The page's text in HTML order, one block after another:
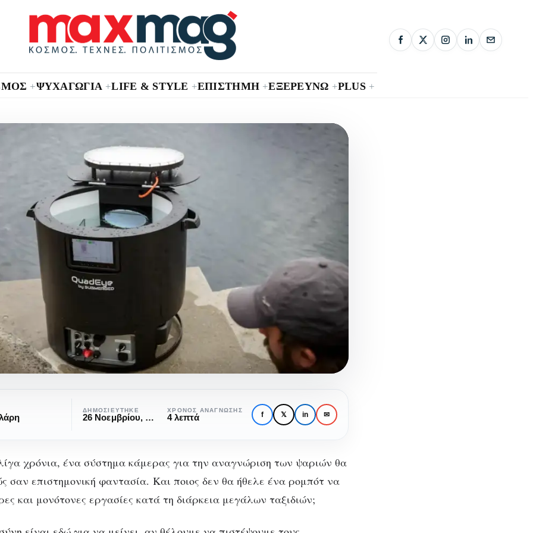
+ΨΥΧΑΓΩΓΙΑ +LIFE & STYLE +ΕΠΙΣΤΗΜΗ +ΕΞΕΡΕΥΝΩ +PLUS +
ΤΕΧΝΟΛΟΓΊΑ
Η αναγνώριση των
ΔΗΜΟΣΙΕΎΤΗΚΕ
26 Νοεμβρίου, 2022
ΧΡΌΝΟΣ ΑΝΆΓΝΩΣΗΣ
4 λεπτά f 𝕏 in ✉
χρόνια, ένα σύστημα κάμερας για την αναγνώριση των ψαριών θα
σαν επιστημονική φαντασία. Και ποιος δεν θα ήθελε ένα ρομπότ να
και μονότονες εργασίες κατά τη διάρκεια μεγάλων ταξιδιών;